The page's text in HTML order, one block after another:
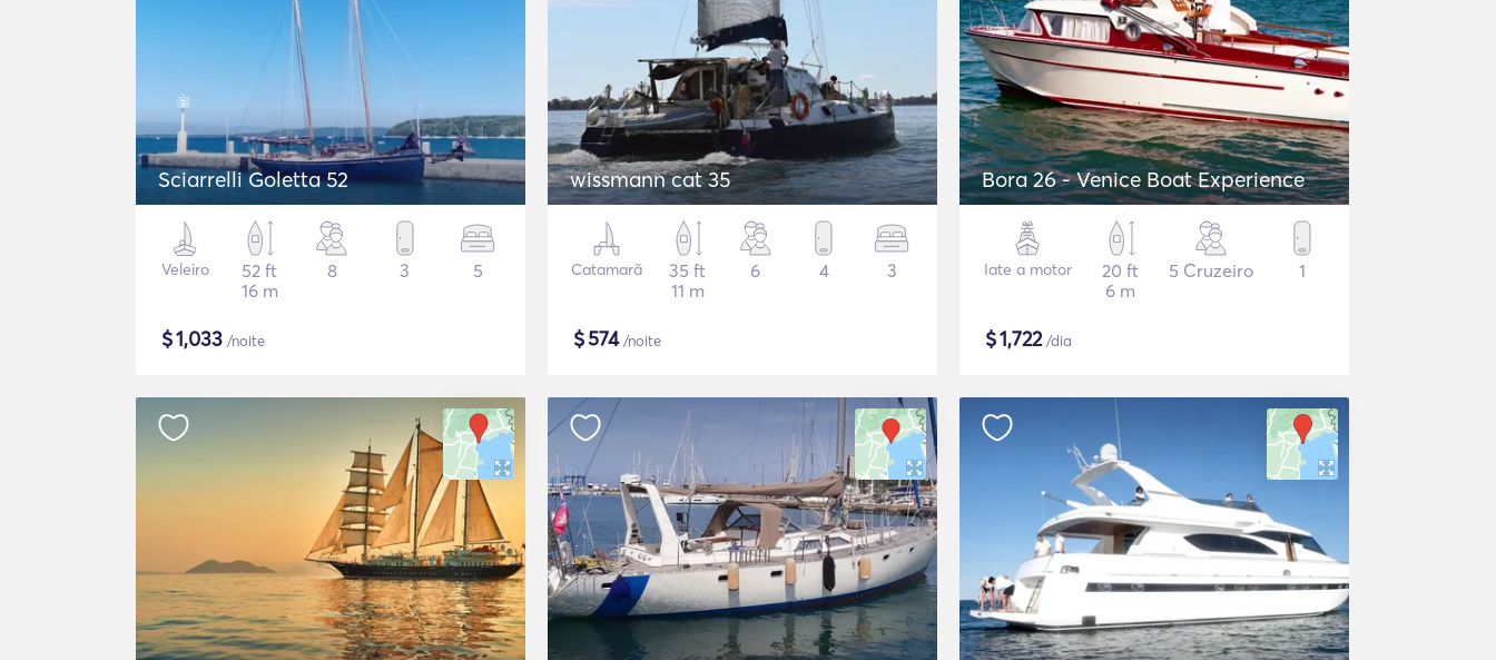
Sciarrelli Goletta 52
Veleiro
52 ft
16 m
8 3 5
$1,033 /noite
wissmann cat 35
Catamarã
35 ft
11 m
6 4 3
$574/noite
Bora 26 - Venice Boat Experience
Iate a motor
20 ft
6 m
5 Cruzeiro 1
$1,722/dia